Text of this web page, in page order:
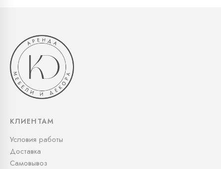
КЛИЕНТАМ
Условия работы
Доставка
Самовывоз